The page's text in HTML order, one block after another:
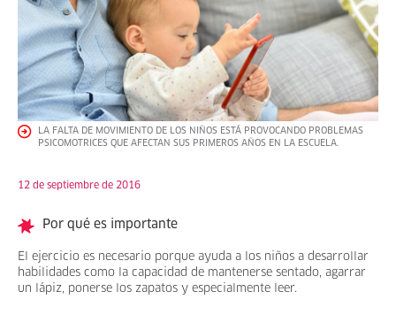
LA FALTA DE MOVIMIENTO DE LOS NIÑOS ESTÁ PROVOCANDO PROBLEMAS
PSICOMOTRICES QUE AFECTAN SUS PRIMEROS AÑOS EN LA ESCUELA.
12 de septiembre de 2016
Por qué es importante
El ejercicio es necesario porque ayuda a los niños a desarrollar
habilidades como la capacidad de mantenerse sentado, agarrar
un lápiz, ponerse los zapatos y especialmente leer.